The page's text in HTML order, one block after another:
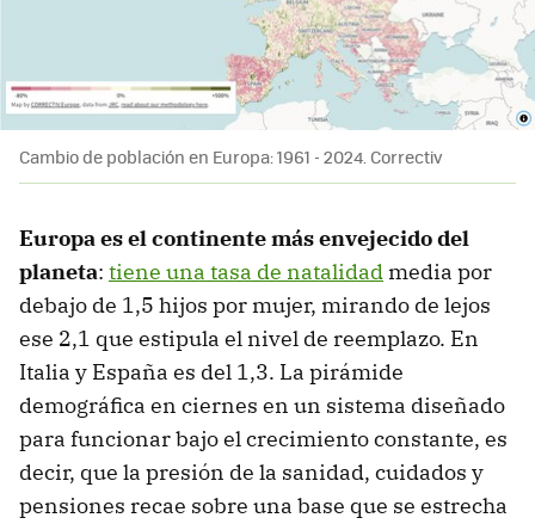
Cambio de población en Europa: 1961 - 2024. Correctiv
Europa es el continente más envejecido del
planeta: tiene una tasa de natalidad media por
debajo de 1,5 hijos por mujer, mirando de lejos
ese 2,1 que estipula el nivel de reemplazo. En
Italia y España es del 1,3. La pirámide
demográfica en ciernes en un sistema diseñado
para funcionar bajo el crecimiento constante, es
decir, que la presión de la sanidad, cuidados y
pensiones recae sobre una base que se estrecha